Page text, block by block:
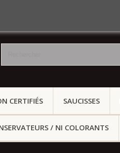
CERTIFIÉS SAUCISSES
/ NI COLORANTS